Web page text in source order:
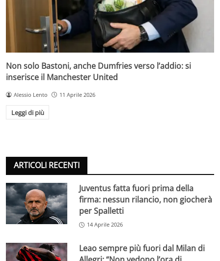
Non solo Bastoni, anche Dumfries verso l’addio: si
inserisce il Manchester United
Alessio Lento 11 Aprile 2026
Leggi di più
ARTICOLI RECENTI
Juventus fatta fuori prima della
firma: nessun rilancio, non giocherà
per Spalletti
14 Aprile 2026
Leao sempre più fuori dal Milan di